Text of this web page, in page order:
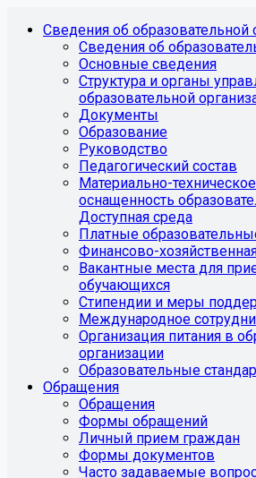
Сведения об образовательной
Сведения об
Основные сведения
Структура и органы
образовательной
Документы
Образование
Руководство
Педагогический состав
Материально-
оснащенность
Доступная среда
Платные
Финансово-
Вакантные места для
обучающихся
Стипендии и меры
Международное
Организация питания в
организации
Образовательные
Обращения
Обращения
Формы обращений
Личный прием граждан
Формы документов
Часто задаваемые